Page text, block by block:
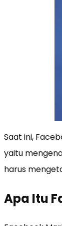
Saat ini,
yaitu
harus
Apa Itu